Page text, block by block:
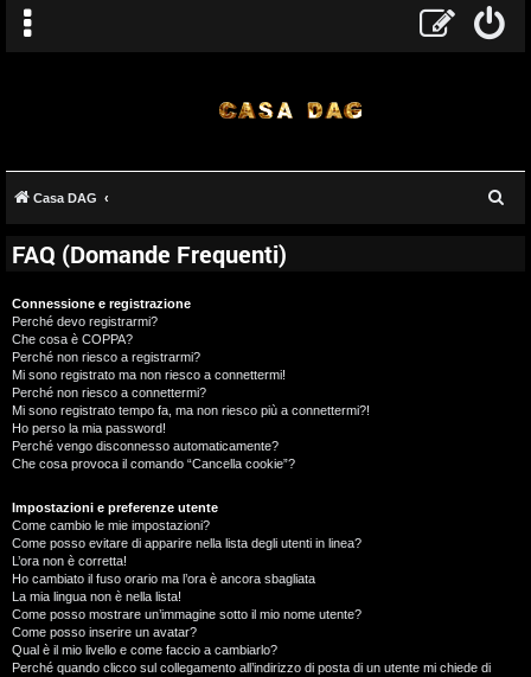
Casa DAG
FAQ (Domande Frequenti)
Connessione e registrazione
Perché devo registrarmi?
Che cosa è COPPA?
Perché non riesco a registrarmi?
Mi sono registrato ma non riesco a connettermi!
Perché non riesco a connettermi?
Mi sono registrato tempo fa, ma non riesco più a connettermi?!
Ho perso la mia password!
Perché vengo disconnesso automaticamente?
Che cosa provoca il comando “Cancella cookie”?
Impostazioni e preferenze utente
Come cambio le mie impostazioni?
Come posso evitare di apparire nella lista degli utenti in linea?
L’ora non è corretta!
Ho cambiato il fuso orario ma l’ora è ancora sbagliata
La mia lingua non è nella lista!
Come posso mostrare un’immagine sotto il mio nome utente?
Come posso inserire un avatar?
Qual è il mio livello e come faccio a cambiarlo?
Perché quando clicco sul collegamento all’indirizzo di posta di un utente mi chiede di